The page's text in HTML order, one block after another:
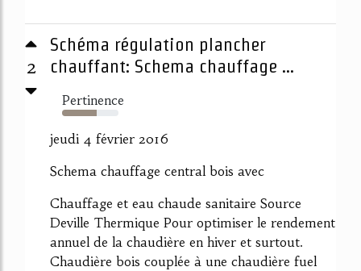
2
Schéma régulation plancher
chauffant: Schema chauffage ...
Pertinence
61%
jeudi 4 février 2016
Schema chauffage central bois avec
Chauffage et eau chaude sanitaire Source
Deville Thermique Pour optimiser le rendement
annuel de la chaudière en hiver et surtout.
Chaudière bois couplée à une chaudière fuel